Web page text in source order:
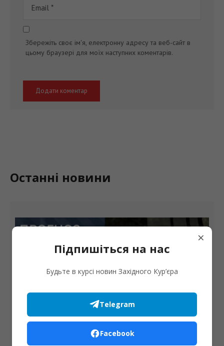
Збережіть своє ім'я, електронну адресу та веб-сайт в
цьому браузері для моїх наступних коментарів.
Останні новини
Жара продовжує спадати: прогноз погоди на 9
серпня
×
Підпишіться на нас
Будьте в курсі новин Західного Кур’єра
Telegram
Facebook